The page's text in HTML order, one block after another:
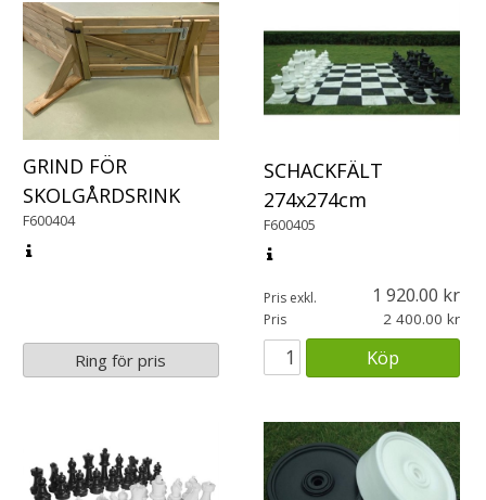
GRIND FÖR
SKOLGÅRDSRINK
F600404
Ring för pris
SCHACKFÄLT
274x274cm
F600405
Pris exkl. 1 920.00
Pris 2 400.00
Köp